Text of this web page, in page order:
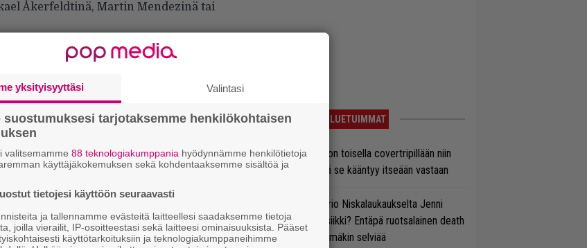
Åkerfeldtinä, Martin Mendezinä tai
LUETUIMMAT
Arvio: Saimaa on toisella covertripillään niin
suvereeni, että se kääntyy itseään vastaan
Miten taipuu Trio Niskalaukaukselta Jenni
Vartiaisen musiikki? Entäpä ruotsalainen death
metal? Pian tämäkin selviää
yksityisyyttäsi Valintasi
suostumuksesi tarjotaksemme henkilökohtaisen
valitsemamme 88 teknologiakumppania hyödynnämme henkilötietoja
käyttäjäkokemuksen sekä kohdentaaksemme sisältöä ja
tietojesi käyttöön seuraavasti
ja tallennamme evästeitä laitteellesi saadaksemme tietoja
joilla vierailit, IP-osoitteestasi sekä laitteesi ominaisuuksista. Pääset
käyttötarkoituksiin ja teknologiakumppaneihimme